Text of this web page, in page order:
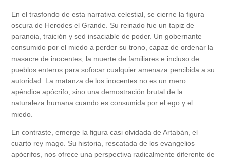
En el trasfondo de esta narrativa celestial, se cierne la figura
oscura de Herodes el Grande. Su reinado fue un tapiz de
paranoia, traición y sed insaciable de poder. Un gobernante
consumido por el miedo a perder su trono, capaz de ordenar la
masacre de inocentes, la muerte de familiares e incluso de
pueblos enteros para sofocar cualquier amenaza percibida a su
autoridad. La matanza de los inocentes no es un mero
apéndice apócrifo, sino una demostración brutal de la
naturaleza humana cuando es consumida por el ego y el
miedo.
En contraste, emerge la figura casi olvidada de Artabán, el
cuarto rey mago. Su historia, rescatada de los evangelios
apócrifos, nos ofrece una perspectiva radicalmente diferente de